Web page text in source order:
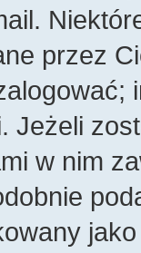
przez
Jeżeli
w nim